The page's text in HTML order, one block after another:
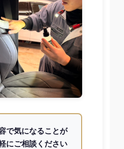
で気になることが
にご相談ください